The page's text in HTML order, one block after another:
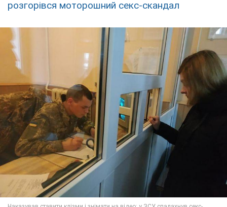
розгорівся моторошний секс-скандал